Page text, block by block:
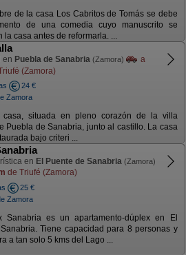
de la casa Los Cabritos de Tomás se debe
de una comedia cuyo manuscrito se
la casa antes de reformarla. ...
en Puebla de Sanabria (Zamora)
a
(Zamora)
24 €
Zamora
casa, situada en pleno corazón de la villa
Puebla de Sanabria, junto al castillo. La casa
bajo criteri ...
en El Puente de Sanabria (Zamora)
de Triufé (Zamora)
25 €
Zamora
Sanabria es un apartamento-dúplex en El
Tiene capacidad para 8 personas y
a tan solo 5 kms del Lago ...